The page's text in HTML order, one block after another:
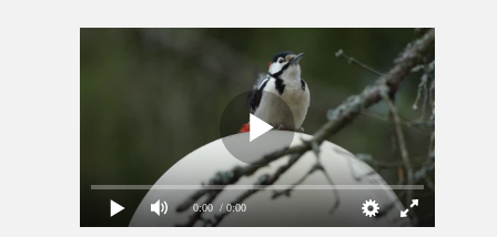
0:00 / 0:00